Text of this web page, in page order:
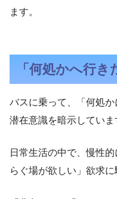
ます。
「何処かへ行
バスに乗って、「何処
潜在意識を暗示していま
日常生活の中で、慢性
らぐ場が欲しい」欲求に